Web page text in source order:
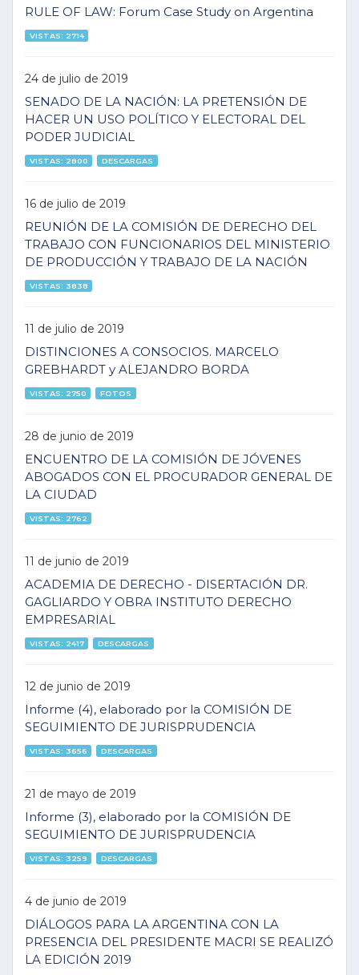
RULE OF LAW: Forum Case Study on Argentina
VISTAS: 2714
24 de julio de 2019
SENADO DE LA NACIÓN: LA PRETENSIÓN DE
HACER UN USO POLÍTICO Y ELECTORAL DEL
PODER JUDICIAL
VISTAS: 2800 DESCARGAS
16 de julio de 2019
REUNIÓN DE LA COMISIÓN DE DERECHO DEL
TRABAJO CON FUNCIONARIOS DEL MINISTERIO
DE PRODUCCIÓN Y TRABAJO DE LA NACIÓN
VISTAS: 3838
11 de julio de 2019
DISTINCIONES A CONSOCIOS. MARCELO
GREBHARDT y ALEJANDRO BORDA
VISTAS: 2750 FOTOS
28 de junio de 2019
ENCUENTRO DE LA COMISIÓN DE JÓVENES
ABOGADOS CON EL PROCURADOR GENERAL DE
LA CIUDAD
VISTAS: 2762
11 de junio de 2019
ACADEMIA DE DERECHO - DISERTACIÓN DR.
GAGLIARDO Y OBRA INSTITUTO DERECHO
EMPRESARIAL
VISTAS: 2417 DESCARGAS
12 de junio de 2019
Informe (4), elaborado por la COMISIÓN DE
SEGUIMIENTO DE JURISPRUDENCIA
VISTAS: 3656 DESCARGAS
21 de mayo de 2019
Informe (3), elaborado por la COMISIÓN DE
SEGUIMIENTO DE JURISPRUDENCIA
VISTAS: 3259 DESCARGAS
4 de junio de 2019
DIÁLOGOS PARA LA ARGENTINA CON LA
PRESENCIA DEL PRESIDENTE MACRI SE REALIZÓ
LA EDICIÓN 2019